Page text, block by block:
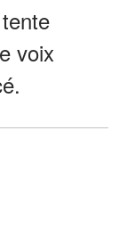
voix